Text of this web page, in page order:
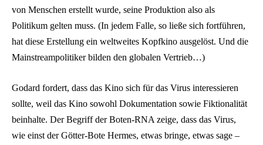
von Menschen erstellt wurde, seine Produktion also als
Politikum gelten muss. (In jedem Falle, so ließe sich fortführen,
hat diese Erstellung ein weltweites Kopfkino ausgelöst. Und die
Mainstreampolitiker bilden den globalen Vertrieb…)
Godard fordert, dass das Kino sich für das Virus interessieren
sollte, weil das Kino sowohl Dokumentation sowie Fiktionalität
beinhalte. Der Begriff der Boten-RNA zeige, dass das Virus,
wie einst der Götter-Bote Hermes, etwas bringe, etwas sage –